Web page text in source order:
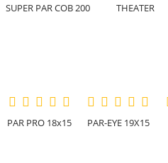
SUPER PAR COB 200 THEATER
PAR PRO 18x15 PAR-EYE 19X15